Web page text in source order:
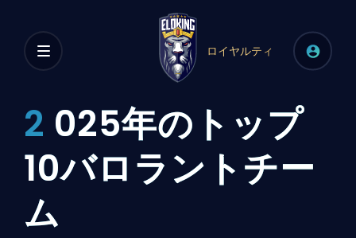
ロイヤルティ
2 025年のトップ
10バロラントチー
ム